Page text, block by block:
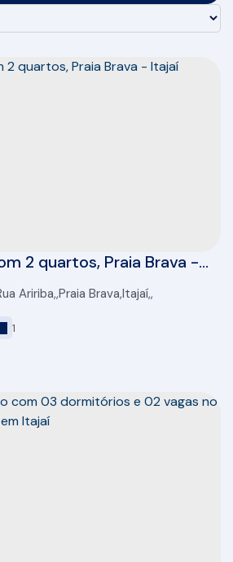
2 quartos, Praia Brava -
Aririba ,Praia Brava,Itajaí,
1